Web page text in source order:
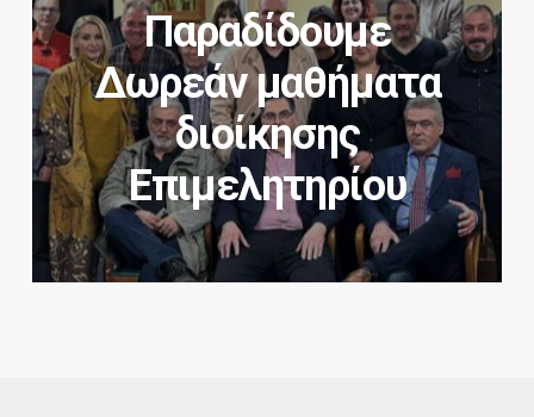
Παραδίδουμε
Δωρεάν μαθήματα
διοίκησης
Επιμελητηρίου